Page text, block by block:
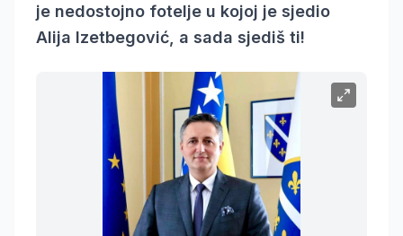
je nedostojno fotelje u kojoj je sjedio
Alija Izetbegović, a sada sjediš ti!